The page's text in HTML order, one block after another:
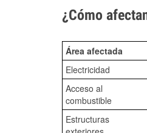
¿Cómo
Área afectada
Electricidad
Acceso al
combustible
Estructuras